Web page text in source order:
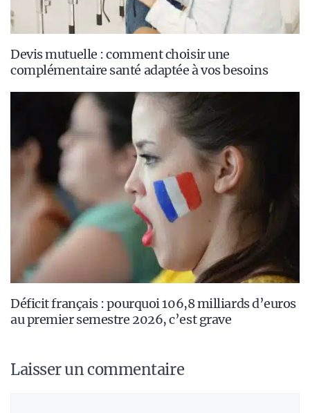
Devis mutuelle : comment choisir une
complémentaire santé adaptée à vos besoins
Déficit français : pourquoi 106,8 milliards d’euros
au premier semestre 2026, c’est grave
Laisser un commentaire